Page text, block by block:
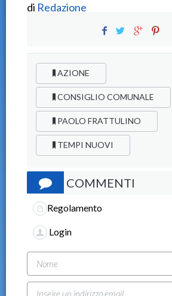
di Redazione
AZIONE
CONSIGLIO COMUNALE
PAOLO FRATTULINO
TEMPI NUOVI
COMMENTI
Regolamento
Login